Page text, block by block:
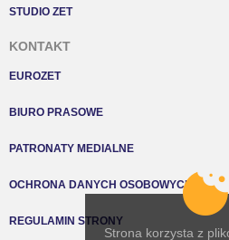
STUDIO ZET
KONTAKT
EUROZET
BIURO PRASOWE
PATRONATY MEDIALNE
OCHRONA DANYCH OSOBOWYCH
REGULAMIN STRONY
Strona korzysta z